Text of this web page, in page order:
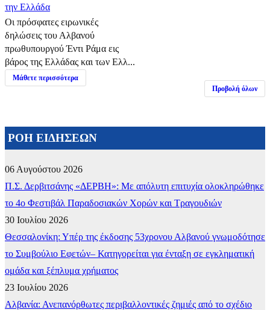
την Ελλάδα
Οι πρόσφατες ειρωνικές
δηλώσεις του Αλβανού
πρωθυπουργού Έντι Ράμα εις
βάρος της Ελλάδας και των Ελλ...
Μάθετε περισσότερα
Προβολή όλων
ΡΟΗ ΕΙΔΗΣΕΩΝ
06 Αυγούστου 2026
Π.Σ. Δερβιτσάνης «ΔΕΡΒΗ»: Με απόλυτη επιτυχία ολοκληρώθηκε
το 4ο Φεστιβάλ Παραδοσιακών Χορών και Τραγουδιών
30 Ιουλίου 2026
Θεσσαλονίκη: Υπέρ της έκδοσης 53χρονου Αλβανού γνωμοδότησε
το Συμβούλιο Εφετών– Κατηγορείται για ένταξη σε εγκληματική
ομάδα και ξέπλυμα χρήματος
23 Ιουλίου 2026
Αλβανία: Ανεπανόρθωτες περιβαλλοντικές ζημιές από το σχέδιο